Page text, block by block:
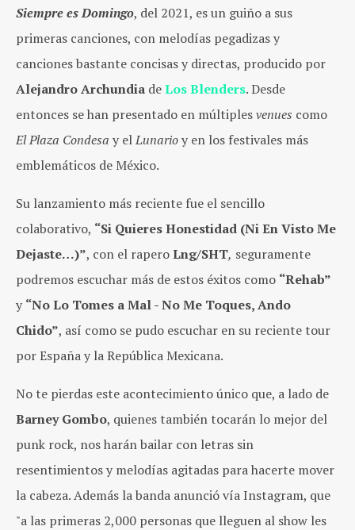
Siempre es Domingo, del 2021, es un guiño a sus
primeras canciones, con melodías pegadizas y
canciones bastante concisas y directas, producido por
Alejandro Archundia deLos Blenders. Desde
entonces se han presentado en múltiplesvenues como
El Plaza Condesa y elLunarioy en los festivales más
emblemáticos de México.
Su lanzamiento más reciente fue el sencillo
colaborativo, “Si Quieres Honestidad (Ni En Visto Me
Dejaste…)”, con el raperoLng/SHT, seguramente
podremos escuchar más de estos éxitos como “Rehab”
y “No Lo Tomes a Mal - No Me Toques, Ando
Chido”, así como se pudo escuchar en su reciente tour
por España y la República Mexicana.
No te pierdas este acontecimiento único que, a lado de
Barney Gombo, quienes también tocarán lo mejor del
punk rock, nos harán bailar con letras sin
resentimientos y melodías agitadas para hacerte mover
la cabeza. Además la banda anunció vía Instagram, que
"a las primeras 2,000 personas que lleguen al show les